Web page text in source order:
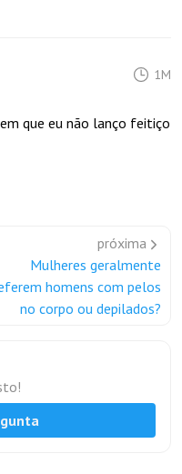
1M
que eu não lanço feitiço
próxima
Mulheres geralmente
homens com pelos
no corpo ou depilados?